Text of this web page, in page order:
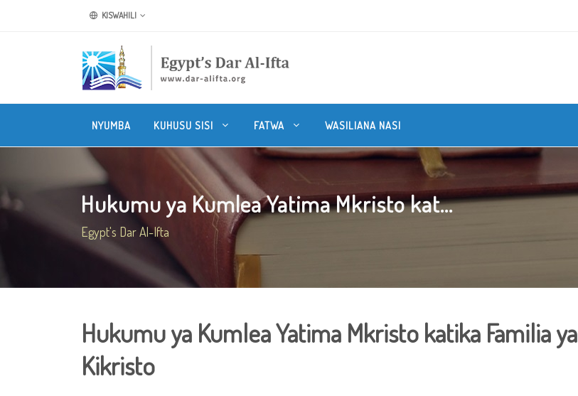
KISWAHILI
NYUMBA KUHUSU SISI FATWA WASILIANA NASI
Hukumu ya Kumlea Yatima Mkristo kat...
Egypt's Dar Al-Ifta
Hukumu ya Kumlea Yatima Mkristo katika Familia ya
Kikristo